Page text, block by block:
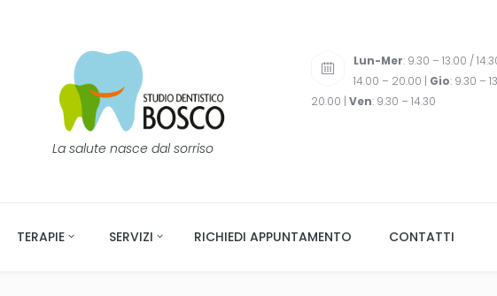
La salute nasce dal sorriso
Lun-Mer: 9.30 – 13.00 /
14.00 – 20.00 | Gio: 9.30 –
20.00 | Ven: 9.30 – 14.30
TERAPIE SERVIZI RICHIEDI APPUNTAMENTO CONTATTI